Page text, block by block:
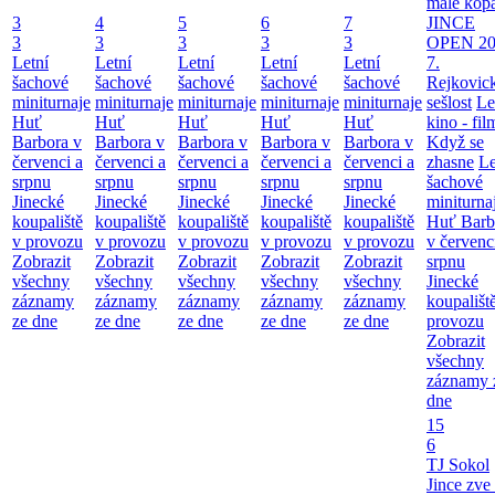
3
3
Letní
šachové
miniturnaje
Huť
Barbora v
červenci a
srpnu
Jinecké
koupaliště
v provozu
Zobrazit
všechny
záznamy
ze dne
4
3
Letní
šachové
miniturnaje
Huť
Barbora v
červenci a
srpnu
Jinecké
koupaliště
v provozu
Zobrazit
všechny
záznamy
ze dne
5
3
Letní
šachové
miniturnaje
Huť
Barbora v
červenci a
srpnu
Jinecké
koupaliště
v provozu
Zobrazit
všechny
záznamy
ze dne
6
3
Letní
šachové
miniturnaje
Huť
Barbora v
červenci a
srpnu
Jinecké
koupaliště
v provozu
Zobrazit
všechny
záznamy
ze dne
7
3
Letní
šachové
miniturnaje
Huť
Barbora v
červenci a
srpnu
Jinecké
koupaliště
v provozu
Zobrazit
všechny
záznamy
ze dne
JINCE
OPEN
7.
sešlost
kino -
Když se
zhasne
šachové
Huť
v
srpnu
Jinecké
provozu
Zobrazit
všechny
záznamy
dne
15
6
TJ Sokol
Jince zve